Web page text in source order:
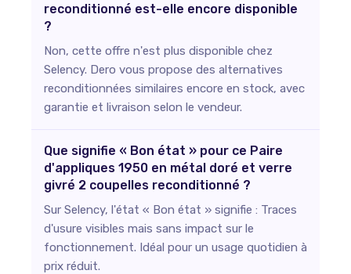
reconditionné est-elle encore disponible
?
Non, cette offre n'est plus disponible chez
Selency. Dero vous propose des alternatives
reconditionnées similaires encore en stock, avec
garantie et livraison selon le vendeur.
Que signifie « Bon état » pour ce Paire
d'appliques 1950 en métal doré et verre
givré 2 coupelles reconditionné ?
Sur Selency, l'état « Bon état » signifie : Traces
d'usure visibles mais sans impact sur le
fonctionnement. Idéal pour un usage quotidien à
prix réduit.